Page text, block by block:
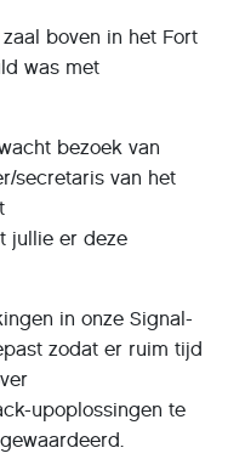
boven in het Fort
was met
bezoek van
secretaris van het
jullie er deze
in onze Signal-
zodat er ruim tijd
upoplossingen te